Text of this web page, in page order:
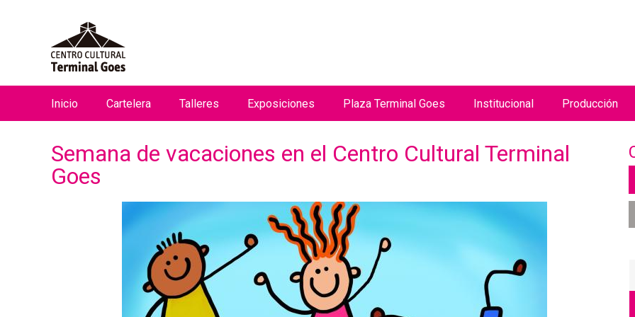
Semana de vacaciones en el Centro Cultural Terminal
Goes
n
ú
Inicio Cartelera Talleres Exposiciones Plaza Terminal Goes Institucional Producción